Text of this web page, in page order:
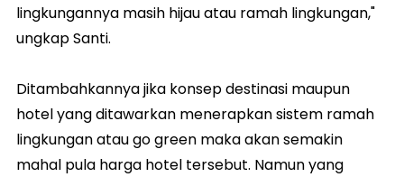
lingkungannya masih hijau atau ramah lingkungan,"
ungkap Santi.
Ditambahkannya jika konsep destinasi maupun
hotel yang ditawarkan menerapkan sistem ramah
lingkungan atau go green maka akan semakin
mahal pula harga hotel tersebut. Namun yang